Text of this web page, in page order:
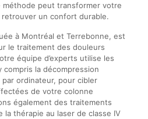
peut transformer votre
un confort durable.
à Montréal et Terrebonne, est
le traitement des douleurs
équipe d’experts utilise les
la décompression
ordinateur, pour cibler
de votre colonne
également des traitements
la thérapie au laser de classe IV